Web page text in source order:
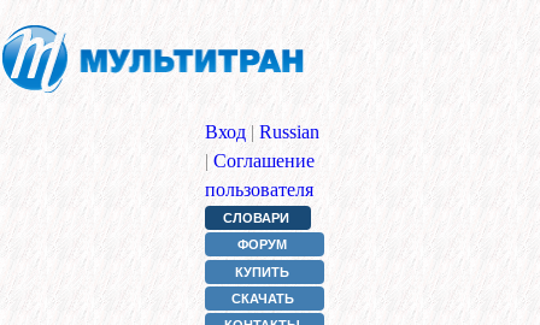
Вход | Russian
| Соглашение
пользователя
СЛОВАРИ
ФОРУМ
КУПИТЬ
СКАЧАТЬ